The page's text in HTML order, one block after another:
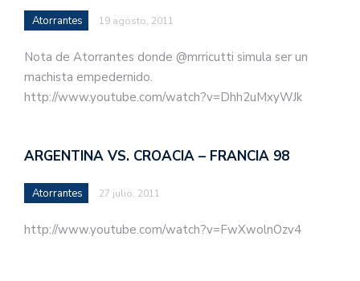
Atorrantes 19 agosto, 2011
Nota de Atorrantes donde @mrricutti simula ser un
machista empedernido.
http://www.youtube.com/watch?v=Dhh2uMxyWJk
ARGENTINA VS. CROACIA – FRANCIA 98
Atorrantes 27 julio, 2011
http://www.youtube.com/watch?v=FwXwolnOzv4